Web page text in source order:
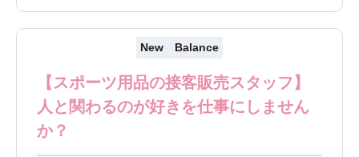
New Balance
【スポーツ用品の接客販売スタッフ】
人と関わるのが好きを仕事にしません
か？